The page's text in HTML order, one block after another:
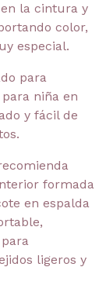
la cintura y
color,
especial.
para
niña en
y fácil de
formada
en espalda
ligeros y